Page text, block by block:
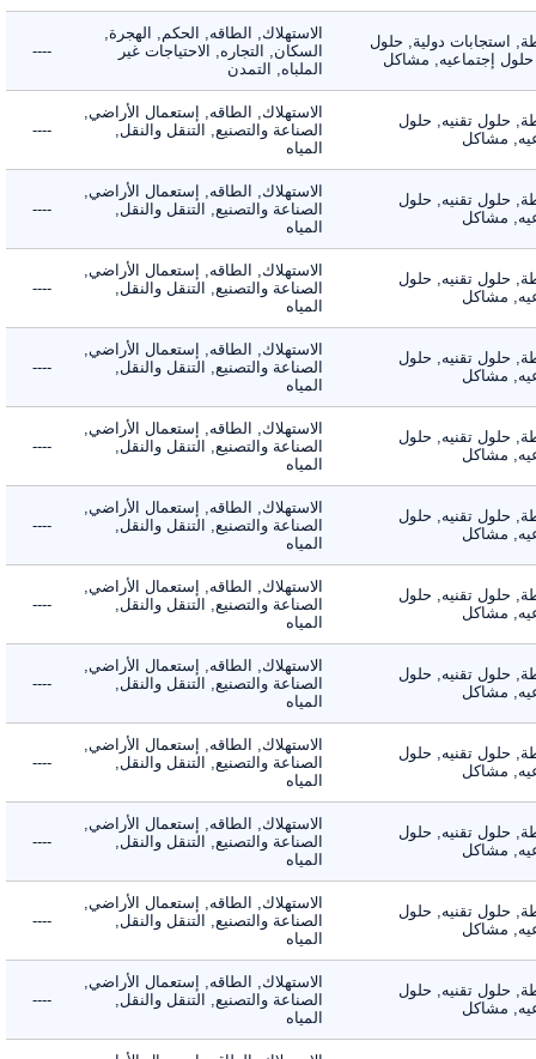
استجابات دولية, حلول
إجتماعيه, مشاكل
الاستهلاك, الطاقه, الحكم, الهجرة,
السكان, التجاره, الاحتياجات غير
الملباه, التمدن
----
حلول تقنيه, حلول
مشاكل
الاستهلاك, الطاقه, إستعمال الأراضي,
الصناعة والتصنيع, التنقل والنقل,
المياه
----
حلول تقنيه, حلول
مشاكل
الاستهلاك, الطاقه, إستعمال الأراضي,
الصناعة والتصنيع, التنقل والنقل,
المياه
----
حلول تقنيه, حلول
مشاكل
الاستهلاك, الطاقه, إستعمال الأراضي,
الصناعة والتصنيع, التنقل والنقل,
المياه
----
حلول تقنيه, حلول
مشاكل
الاستهلاك, الطاقه, إستعمال الأراضي,
الصناعة والتصنيع, التنقل والنقل,
المياه
----
حلول تقنيه, حلول
مشاكل
الاستهلاك, الطاقه, إستعمال الأراضي,
الصناعة والتصنيع, التنقل والنقل,
المياه
----
حلول تقنيه, حلول
مشاكل
الاستهلاك, الطاقه, إستعمال الأراضي,
الصناعة والتصنيع, التنقل والنقل,
المياه
----
حلول تقنيه, حلول
مشاكل
الاستهلاك, الطاقه, إستعمال الأراضي,
الصناعة والتصنيع, التنقل والنقل,
المياه
----
حلول تقنيه, حلول
مشاكل
الاستهلاك, الطاقه, إستعمال الأراضي,
الصناعة والتصنيع, التنقل والنقل,
المياه
----
حلول تقنيه, حلول
مشاكل
الاستهلاك, الطاقه, إستعمال الأراضي,
الصناعة والتصنيع, التنقل والنقل,
المياه
----
حلول تقنيه, حلول
مشاكل
الاستهلاك, الطاقه, إستعمال الأراضي,
الصناعة والتصنيع, التنقل والنقل,
المياه
----
حلول تقنيه, حلول
مشاكل
الاستهلاك, الطاقه, إستعمال الأراضي,
الصناعة والتصنيع, التنقل والنقل,
المياه
----
حلول تقنيه, حلول
مشاكل
الاستهلاك, الطاقه, إستعمال الأراضي,
الصناعة والتصنيع, التنقل والنقل,
المياه
----